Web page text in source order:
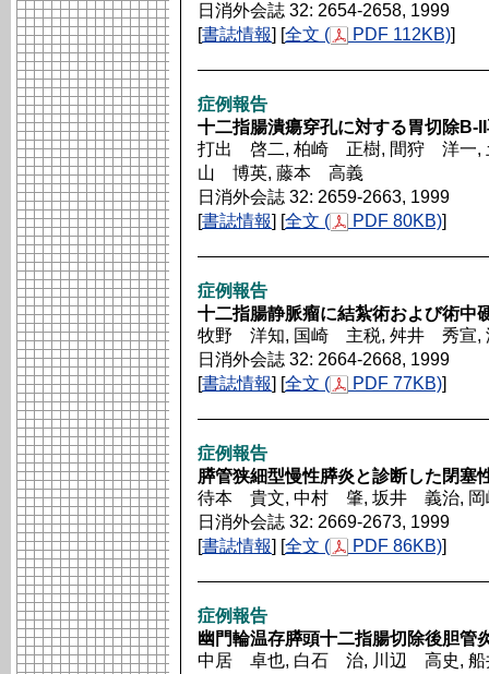
日消外会誌 32: 2654-2658, 1999
[書誌情報] [全文 ( PDF 112KB)]
症例報告
十二指腸潰瘍穿孔に対する胃切除B-
打出 啓二, 柏崎 正樹, 間狩 洋一,
山 博英, 藤本 高義
日消外会誌 32: 2659-2663, 1999
[書誌情報] [全文 ( PDF 80KB)]
症例報告
十二指腸静脈瘤に結紮術および術中
牧野 洋知, 国崎 主税, 舛井 秀宣
日消外会誌 32: 2664-2668, 1999
[書誌情報] [全文 ( PDF 77KB)]
症例報告
膵管狭細型慢性膵炎と診断した閉塞
待本 貴文, 中村 肇, 坂井 義治,
日消外会誌 32: 2669-2673, 1999
[書誌情報] [全文 ( PDF 86KB)]
症例報告
幽門輪温存膵頭十二指腸切除後胆管
中居 卓也, 白石 治, 川辺 高史,